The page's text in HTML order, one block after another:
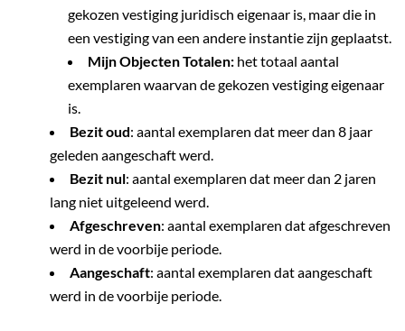
gekozen vestiging juridisch eigenaar is, maar die in
een vestiging van een andere instantie zijn geplaatst.
Mijn Objecten Totalen: het totaal aantal
exemplaren waarvan de gekozen vestiging eigenaar
is.
Bezit oud: aantal exemplaren dat meer dan 8 jaar
geleden aangeschaft werd.
Bezit nul: aantal exemplaren dat meer dan 2 jaren
lang niet uitgeleend werd.
Afgeschreven: aantal exemplaren dat afgeschreven
werd in de voorbije periode.
Aangeschaft: aantal exemplaren dat aangeschaft
werd in de voorbije periode.